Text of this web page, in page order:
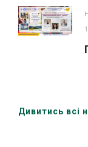
Дивитись всі